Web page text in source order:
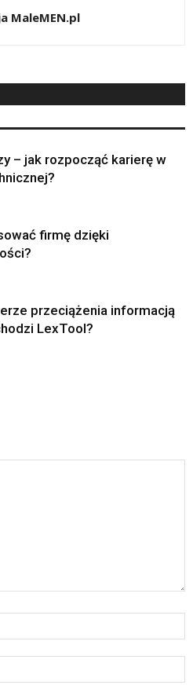
MaleMEN.pl
– jak rozpocząć karierę w
firmę dzięki
przeciążenia informacją
LexTool?